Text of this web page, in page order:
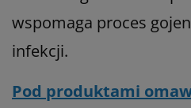
wspomaga proces
infekcji.
Pod produktami